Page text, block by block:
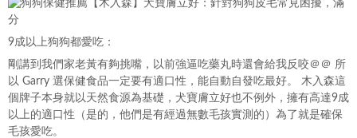
9成以上狗狗都愛吃：
剛講到我們家老黃有夠挑嘴，以前強逼吃藥丸時還會給我反咬＠＠ 所
以 Garry 選保健食品一定要有適口性，能自動自發吃最好。 木入森這
個牌子本身就以天然食源為基礎，犬寶膚立好也不例外，擁有高達9成
以上的適口性（是的，他們是有經過無數毛孩實測的）為了就是確保
毛孩愛吃。